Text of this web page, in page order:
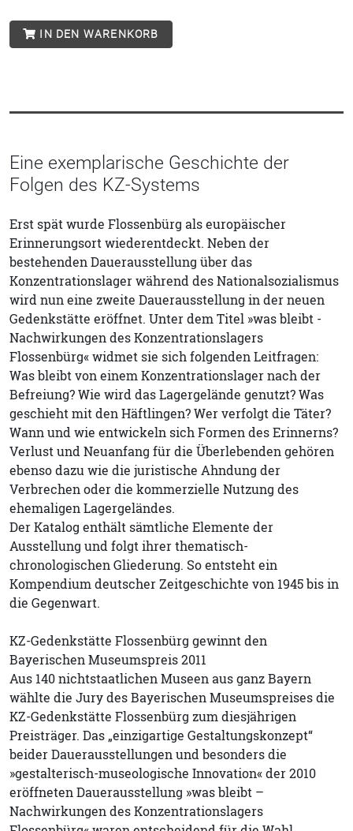
IN DEN WARENKORB
Eine exemplarische Geschichte der
Folgen des KZ-Systems
Erst spät wurde Flossenbürg als europäischer
Erinnerungsort wiederentdeckt. Neben der
bestehenden Dauerausstellung über das
Konzentrationslager während des Nationalsozialismus
wird nun eine zweite Dauerausstellung in der neuen
Gedenkstätte eröffnet. Unter dem Titel »was bleibt -
Nachwirkungen des Konzentrationslagers
Flossenbürg« widmet sie sich folgenden Leitfragen:
Was bleibt von einem Konzentrationslager nach der
Befreiung? Wie wird das Lagergelände genutzt? Was
geschieht mit den Häftlingen? Wer verfolgt die Täter?
Wann und wie entwickeln sich Formen des Erinnerns?
Verlust und Neuanfang für die Überlebenden gehören
ebenso dazu wie die juristische Ahndung der
Verbrechen oder die kommerzielle Nutzung des
ehemaligen Lagergeländes.
Der Katalog enthält sämtliche Elemente der
Ausstellung und folgt ihrer thematisch-
chronologischen Gliederung. So entsteht ein
Kompendium deutscher Zeitgeschichte von 1945 bis in
die Gegenwart.
KZ-Gedenkstätte Flossenbürg gewinnt den
Bayerischen Museumspreis 2011
Aus 140 nichtstaatlichen Museen aus ganz Bayern
wählte die Jury des Bayerischen Museumspreises die
KZ-Gedenkstätte Flossenbürg zum diesjährigen
Preisträger. Das „einzigartige Gestaltungskonzept“
beider Dauerausstellungen und besonders die
»gestalterisch-museologische Innovation« der 2010
eröffneten Dauerausstellung »was bleibt –
Nachwirkungen des Konzentrationslagers